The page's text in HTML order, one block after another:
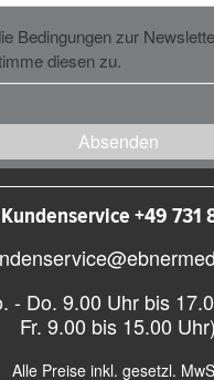
Bedingungen zur
diesen zu.
Absenden
+49 731
- Do. 9.00 Uhr bis
Fr. 9.00 bis 15.00 Uhr)
Alle Preise inkl. gesetzl.